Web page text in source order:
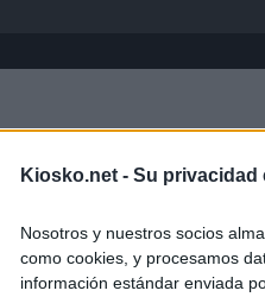
Kiosko.net - Su privacidad
Nosotros y nuestros socios
como cookies, y procesamos
información estándar enviada